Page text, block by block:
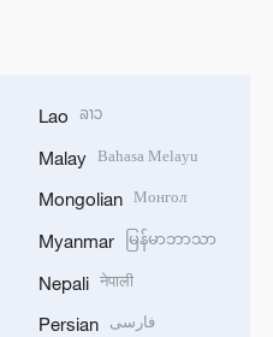
Lao ລາວ
Malay Bahasa Melayu
Mongolian Монгол
Myanmar မြန်မာဘာသာ
Nepali नेपाली
Persian فارسی